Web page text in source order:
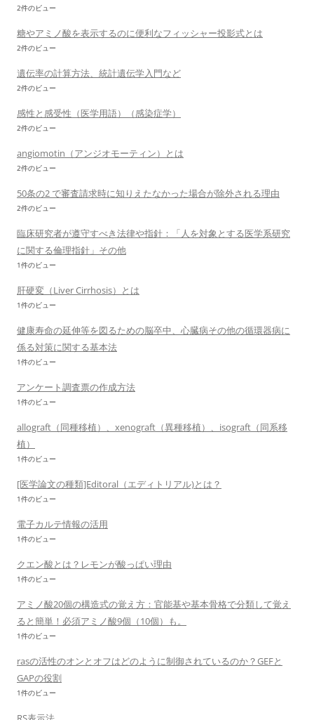
2件のビュー
糖やアミノ酸を表示するのに便利なフィッシャー投影式とは
2件のビュー
遺伝率の計算方法、統計遺伝学入門など
2件のビュー
感性と感受性（医学用語）（感染症学）
2件のビュー
angiomotin（アンジオモーティン）とは
2件のビュー
50条の2 で審査請求時に知りえたなかった場合が除外される理由
2件のビュー
臨床研究者が遵守すべき法律や指針：「人を対象とする医学系研究
に関する倫理指針」その他
1件のビュー
肝硬変（Liver Cirrhosis）とは
1件のビュー
健康寿命の延伸等を図るための脳卒中、心臓病その他の循環器病に
係る対策に関する基本法
1件のビュー
アンケート調査票の作成方法
1件のビュー
allograft（同種移植）、xenograft（異種移植）、isograft（同系移
植）
1件のビュー
[医学論文の種類]Editoral（エディトリアル)とは？
1件のビュー
電子カルテ情報の活用
1件のビュー
クエン酸とは？レモンが酸っぱい理由
1件のビュー
アミノ酸20個の構造式の覚え方：官能基や基本骨格で分類して覚え
ると簡単！必須アミノ酸9個（10個）も。
1件のビュー
rasの活性のオンとオフはどのように制御されているのか？GEFと
GAPの役割
1件のビュー